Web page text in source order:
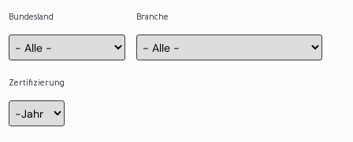
Bundesland Branche
Zertifizierung
Zertifizierung
Jahr